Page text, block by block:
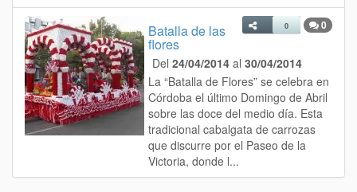
0
0
Batalla de las
flores
Del 24/04/2014 al 30/04/2014
La “Batalla de Flores” se celebra en
Córdoba el último Domingo de Abril
sobre las doce del medio día. Esta
tradicional cabalgata de carrozas
que discurre por el Paseo de la
Victoria, donde l...